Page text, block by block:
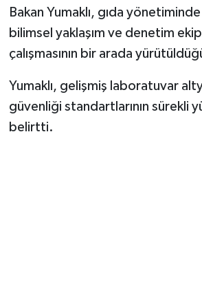
Bakan Yumaklı, gıda
bilimsel yaklaşım ve denetim
çalışmasının bir arada
Yumaklı, gelişmiş laboratuvar
güvenliği standartlarının sürekli
belirtti.
Yaşam